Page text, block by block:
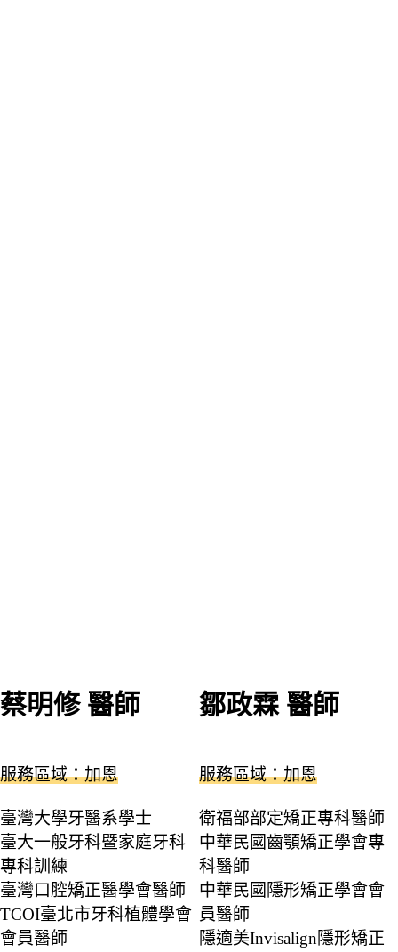
蔡明修 醫師 鄒政霖 醫師
服務區域：加恩
臺灣大學牙醫系學士
臺大一般牙科暨家庭牙科
專科訓練
臺灣口腔矯正醫學會醫師
TCOI臺北市牙科植體學會
會員醫師
服務區域：加恩
衛福部部定矯正專科醫師
中華民國齒顎矯正學會專
科醫師
中華民國隱形矯正學會會
員醫師
隱適美Invisalign隱形矯正